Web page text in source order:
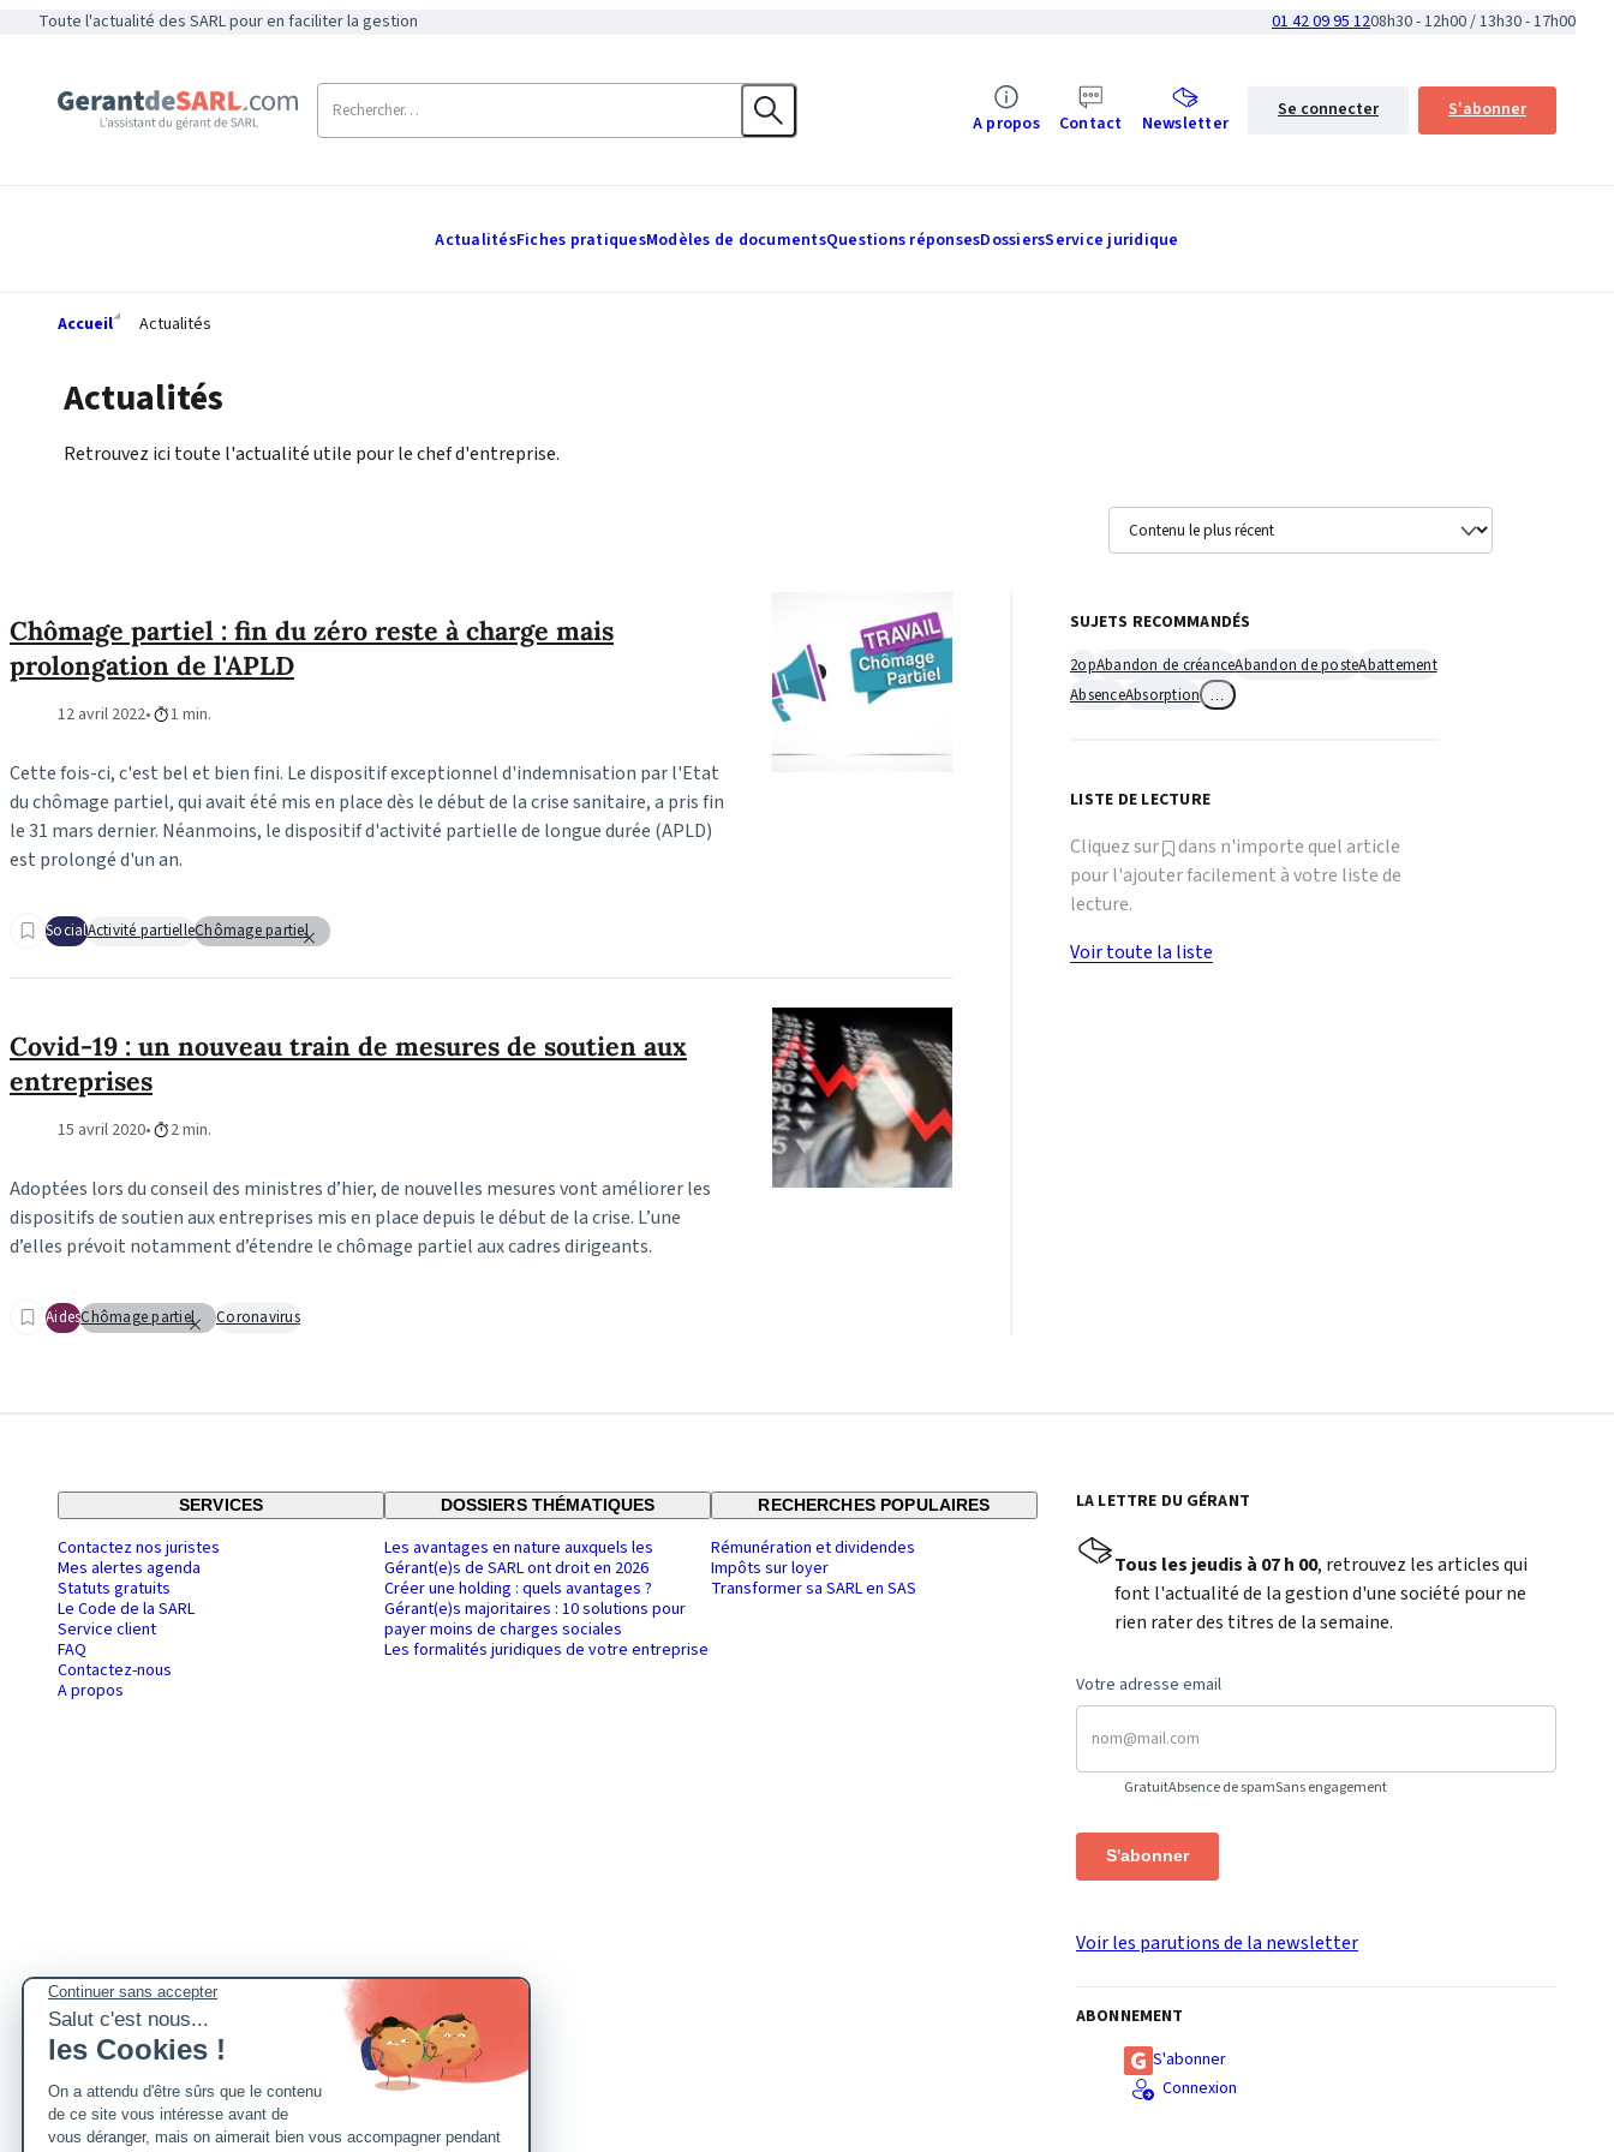
Toute l'actualité des SARL pour en faciliter la gestion 01 42 09 95 1208h30 - 12h00 / 13h30 - 17h00
A propos Contact Newsletter
Se connecter S'abonner
ActualitésFiches pratiquesModèles de documentsQuestions réponsesDossiersService juridique
Accueil Actualités
Actualités
Retrouvez ici toute l'actualité utile pour le chef d'entreprise.
Chômage partiel : fin du zéro reste à charge mais
prolongation de l'APLD
12 avril 2022 1 min.
Cette fois-ci, c'est bel et bien fini. Le dispositif exceptionnel d'indemnisation par l'Etat
du chômage partiel, qui avait été mis en place dès le début de la crise sanitaire, a pris fin
le 31 mars dernier. Néanmoins, le dispositif d'activité partielle de longue durée (APLD)
est prolongé d'un an.
SocialActivité partielleChômage partiel
Covid-19 : un nouveau train de mesures de soutien aux
entreprises
15 avril 2020 2 min.
Adoptées lors du conseil des ministres d’hier, de nouvelles mesures vont améliorer les
dispositifs de soutien aux entreprises mis en place depuis le début de la crise. L’une
d’elles prévoit notamment d’étendre le chômage partiel aux cadres dirigeants.
AidesChômage partiel Coronavirus
SUJETS RECOMMANDÉS
2opAbandon de créanceAbandon de posteAbattement
AbsenceAbsorption
LISTE DE LECTURE
Cliquez sur
dans n'importe quel article
pour l'ajouter facilement à votre liste de
lecture.
Voir toute la liste
SERVICES
Contactez nos juristes
Mes alertes agenda
Statuts gratuits
Le Code de la SARL
Service client
FAQ
Contactez-nous
A propos
DOSSIERS THÉMATIQUES
Les avantages en nature auxquels les
Gérant(e)s de SARL ont droit en 2026
Créer une holding : quels avantages ?
Gérant(e)s majoritaires : 10 solutions pour
payer moins de charges sociales
Les formalités juridiques de votre entreprise
RECHERCHES POPULAIRES
Rémunération et dividendes
Impôts sur loyer
Transformer sa SARL en SAS
LA LETTRE DU GÉRANT
Tous les jeudis à 07 h 00, retrouvez les articles qui
font l'actualité de la gestion d'une société pour ne
rien rater des titres de la semaine.
Votre adresse email
GratuitAbsence de spamSans engagement
S'abonner
Voir les parutions de la newsletter
ABONNEMENT
S'abonner
Connexion